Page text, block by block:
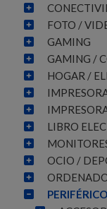
FOTO /
GAMING
GAMING /
HOGAR /
LIBRO
OCIO /